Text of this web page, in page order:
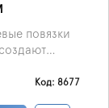
повязки
Код: 8677